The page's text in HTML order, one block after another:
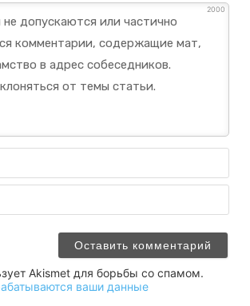
2000
Akismet для борьбы со спамом.
ваши данные